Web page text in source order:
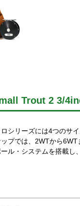
Trout 2 3/
シリーズには4つのサ
プでは、2WTから
ル・システムを搭載し